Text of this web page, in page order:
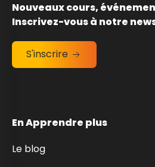
Nouveaux cours,
Inscrivez-vous à notre
S'inscrire
En Apprendre plus
Le blog